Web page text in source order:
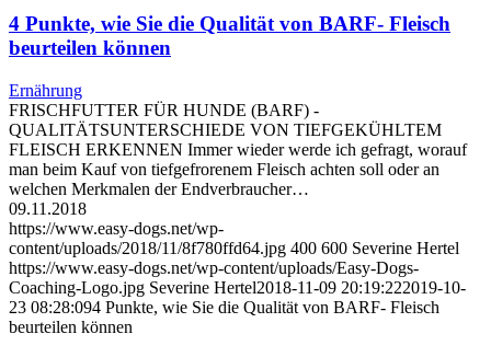
4 Punkte, wie Sie die Qualität von BARF- Fleisch
beurteilen können
Ernährung
FRISCHFUTTER FÜR HUNDE (BARF) -
QUALITÄTSUNTERSCHIEDE VON TIEFGEKÜHLTEM
FLEISCH ERKENNEN Immer wieder werde ich gefragt, worauf
man beim Kauf von tiefgefrorenem Fleisch achten soll oder an
welchen Merkmalen der Endverbraucher…
09.11.2018
https://www.easy-dogs.net/wp-
content/uploads/2018/11/8f780ffd64.jpg 400 600 Severine Hertel
https://www.easy-dogs.net/wp-content/uploads/Easy-Dogs-
Coaching-Logo.jpg Severine Hertel2018-11-09 20:19:222019-10-
23 08:28:094 Punkte, wie Sie die Qualität von BARF- Fleisch
beurteilen können